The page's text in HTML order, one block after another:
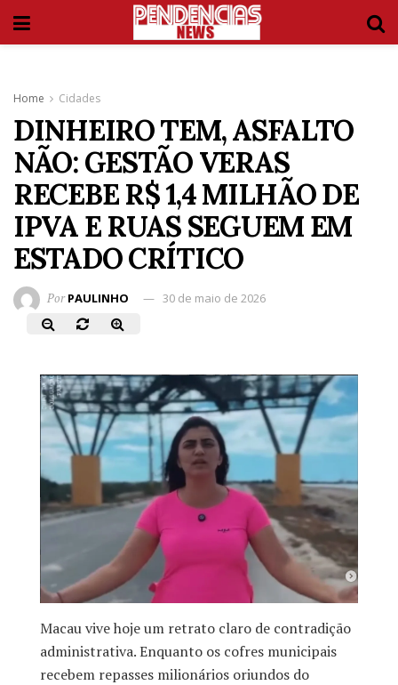
Home Cidades
DINHEIRO TEM, ASFALTO
NÃO: GESTÃO VERAS
RECEBE R$ 1,4 MILHÃO DE
IPVA E RUAS SEGUEM EM
ESTADO CRÍTICO
Por PAULINHO 30 de maio de 2026
Macau vive hoje um retrato claro de contradição
administrativa. Enquanto os cofres municipais
recebem repasses milionários oriundos do